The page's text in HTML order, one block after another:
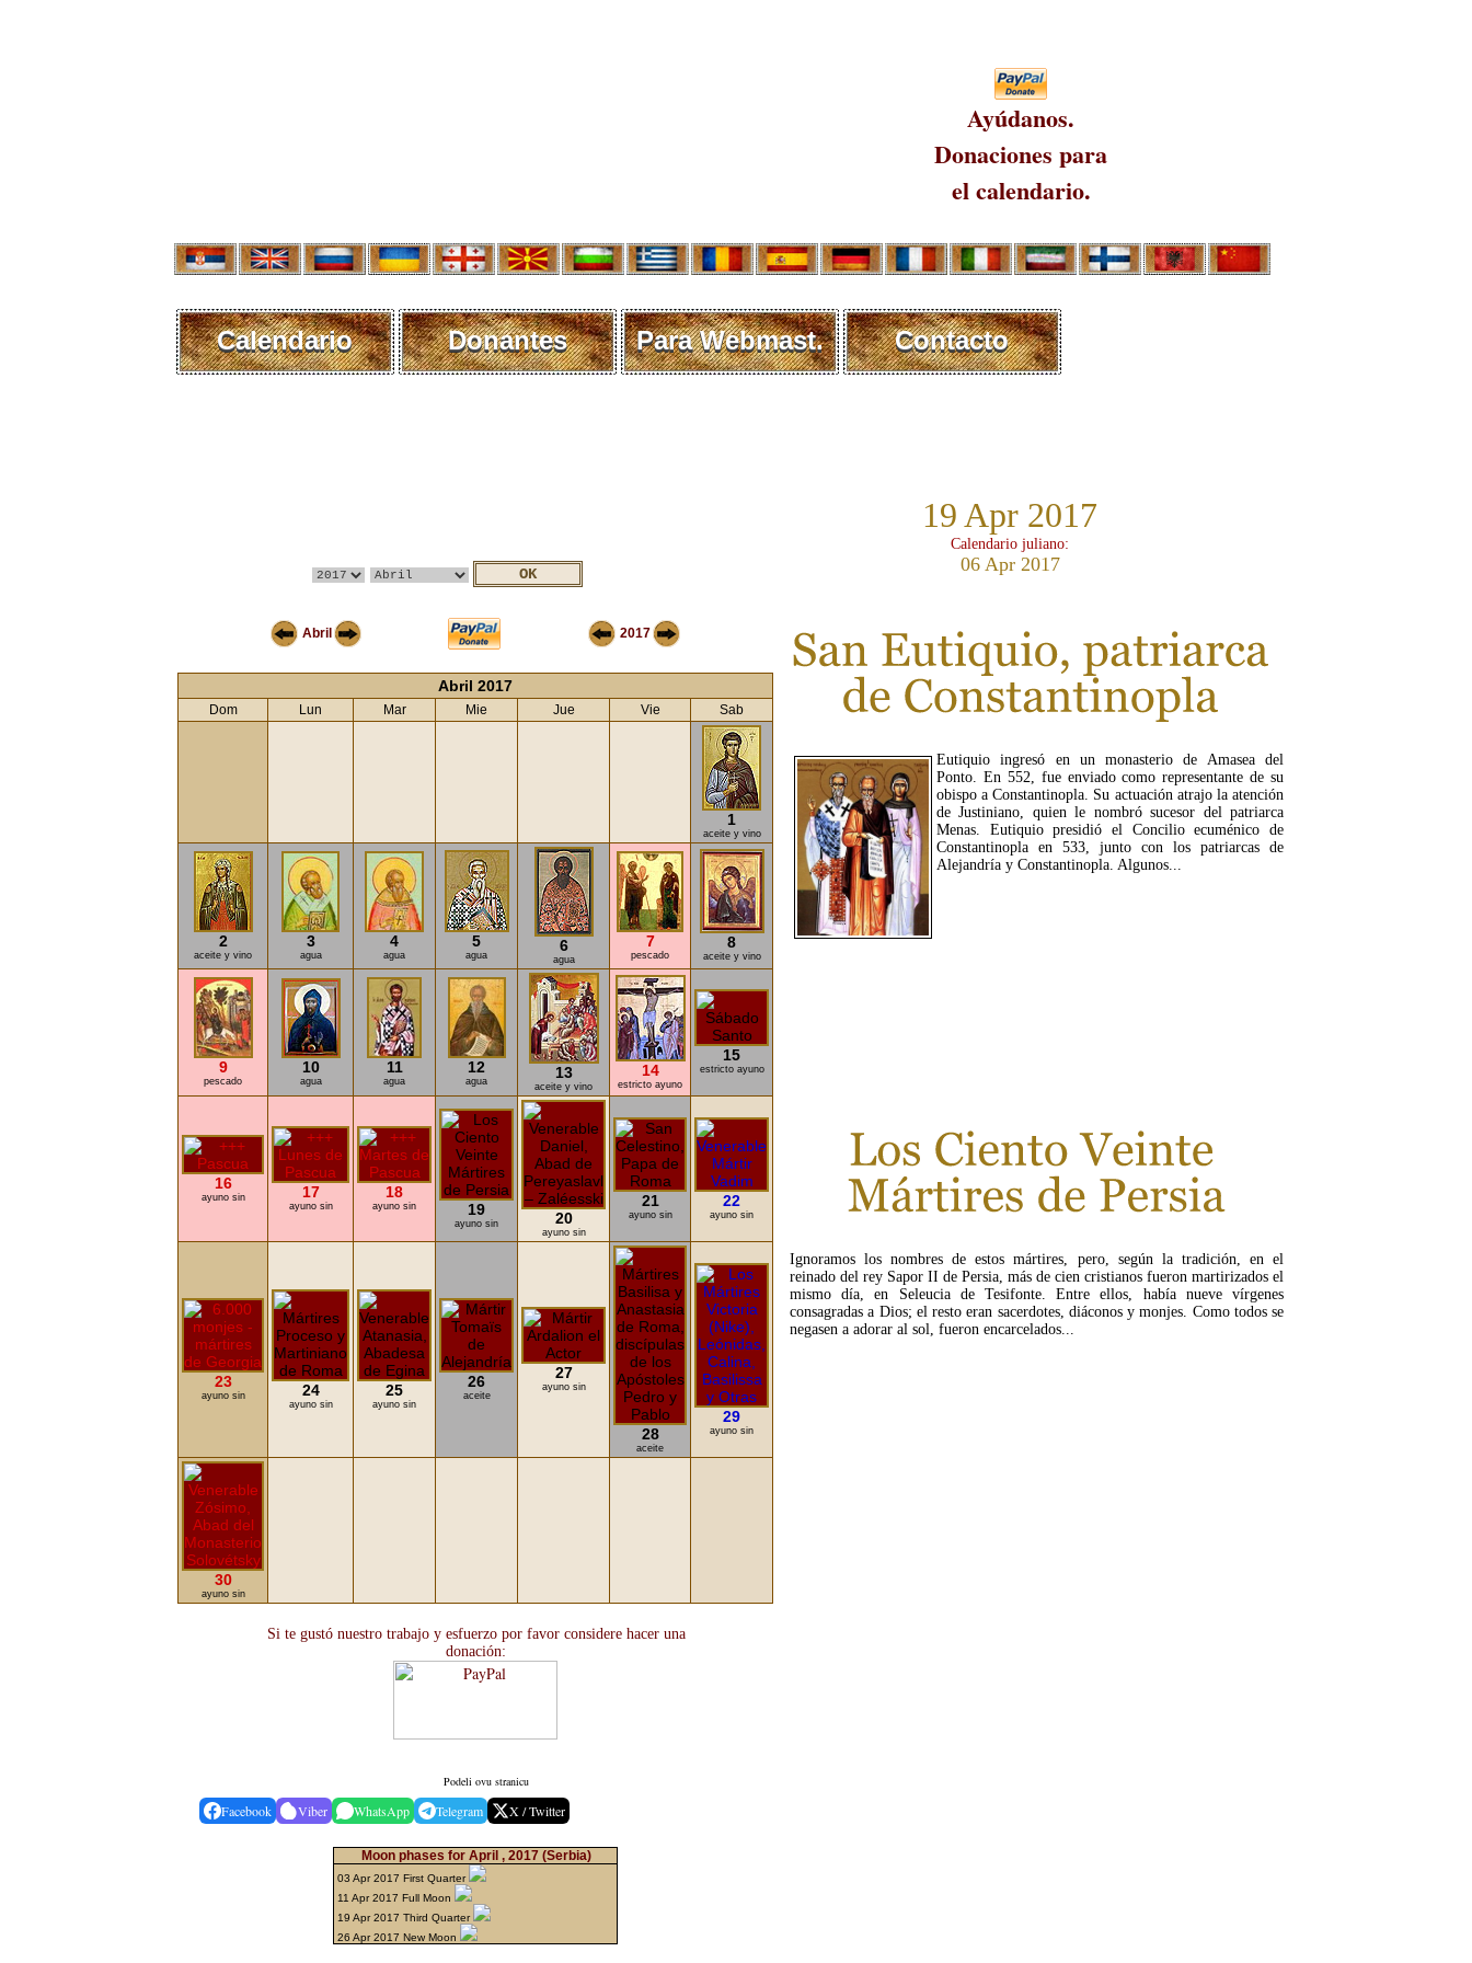
Ayúdanos.
Donaciones para
el calendario.
Calendario Donantes Para Webmast. Contacto
19 Apr 2017
Calendario juliano:
06 Apr 2017
Abril 2017
Eutiquio ingresó en un monasterio de Amasea del
Ponto. En 552, fue enviado como representante de su
obispo a Constantinopla. Su actuación atrajo la atención
de Justiniano, quien le nombró sucesor del patriarca
Menas. Eutiquio presidió el Concilio ecuménico de
Constantinopla en 533, junto con los patriarcas de
Alejandría y Constantinopla. Algunos...
Ignoramos los nombres de estos mártires, pero, según la tradición, en el
reinado del rey Sapor II de Persia, más de cien cristianos fueron martirizados el
mismo día, en Seleucia de Tesifonte. Entre ellos, había nueve vírgenes
consagradas a Dios; el resto eran sacerdotes, diáconos y monjes. Como todos se
negasen a adorar al sol, fueron encarcelados...
Abril 2017
Dom Lun Mar Mie Jue Vie Sab
1
aceite y vino
2
aceite y vino
3
agua
4
agua
5
agua
6
agua
7
pescado
8
aceite y vino
9
pescado
10
agua
11
agua
12
agua 13
aceite y vino
14
estricto ayuno
15
estricto ayuno
16
ayuno sin 17
ayuno sin
18
ayuno sin 19
ayuno sin 20
ayuno sin
21
ayuno sin
22
ayuno sin
23
ayuno sin 24
ayuno sin
25
ayuno sin
26
aceite
27
ayuno sin
28
aceite
29
ayuno sin
30
ayuno sin
Si te gustó nuestro trabajo y esfuerzo por favor considere hacer una
donación:
Podeli ovu stranicu
Facebook Viber WhatsApp Telegram X / Twitter
Moon phases for April , 2017 (Serbia)
03 Apr 2017 First Quarter
11 Apr 2017 Full Moon
19 Apr 2017 Third Quarter
26 Apr 2017 New Moon